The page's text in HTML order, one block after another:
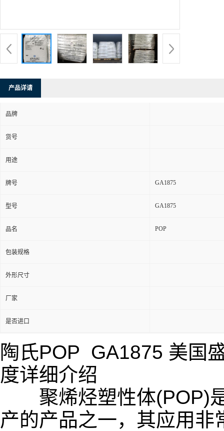
产品详请
品牌
货号
用途
牌号 GA1875
型号 GA1875
品名 POP
包装规格
外形尺寸
厂家
是否进口
陶氏POP GA1875 美国
度详细介绍
聚烯烃塑性体(POP)是
产的产品之一，其应用非